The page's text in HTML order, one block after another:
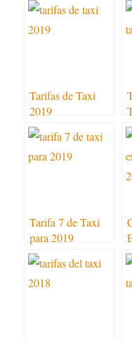
Tarifas de Taxi
2019
Tarifa 7 de Taxi
para 2019